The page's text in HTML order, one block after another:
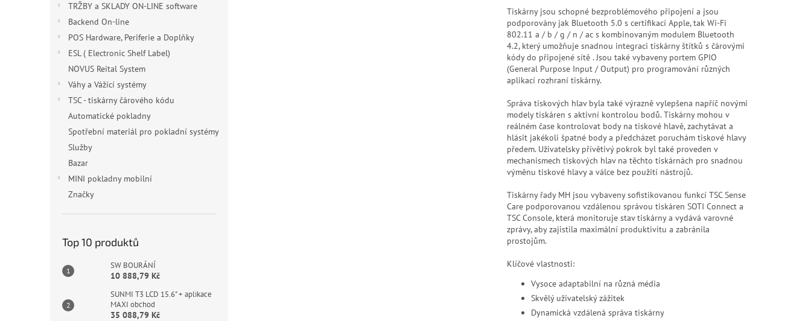
TRŽBY a SKLADY ON-LINE software
Backend On-line
POS Hardware, Periferie a Doplňky
ESL ( Electronic Shelf Label)
NOVUS Reital System
Váhy a Vážící systémy
TSC - tiskárny čárového kódu
Automatické pokladny
Spotřební materiál pro pokladní systémy
Služby
Bazar
MINI pokladny mobilní
Značky
Top 10 produktů
SW BOURÁNÍ
10 888,79 Kč
SUNMI T3 LCD 15.6" + aplikace
MAXI obchod
35 088,79 Kč
Tiskárny jsou schopné bezproblémového připojení a jsou
podporovány jak Bluetooth 5.0 s certifikací Apple, tak Wi-Fi
802.11 a / b / g / n / ac s kombinovaným modulem Bluetooth
4.2, který umožňuje snadnou integraci tiskárny štítků s čárovými
kódy do připojené sítě . Jsou také vybaveny portem GPIO
(General Purpose Input / Output) pro programování různých
aplikací rozhraní tiskárny.
Správa tiskových hlav byla také výrazně vylepšena napříč novými
modely tiskáren s aktivní kontrolou bodů. Tiskárny mohou v
reálném čase kontrolovat body na tiskové hlavě, zachytávat a
hlásit jakékoli špatné body a předcházet poruchám tiskové hlavy
předem. Uživatelsky přívětivý pokrok byl také proveden v
mechanismech tiskových hlav na těchto tiskárnách pro snadnou
výměnu tiskové hlavy a válce bez použití nástrojů.
Tiskárny řady MH jsou vybaveny sofistikovanou funkcí TSC Sense
Care podporovanou vzdálenou správou tiskáren SOTI Connect a
TSC Console, která monitoruje stav tiskárny a vydává varovné
zprávy, aby zajistila maximální produktivitu a zabránila
prostojům.
Klíčové vlastnosti:
Vysoce adaptabilní na různá média
Skvělý uživatelský zážitek
Dynamická vzdálená správa tiskárny